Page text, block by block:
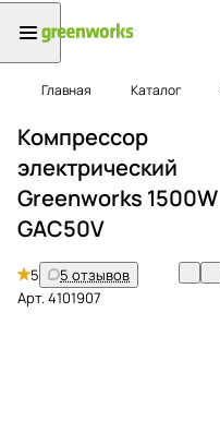
Главная Каталог
Компрессор
электрический
Greenworks 1500W
GAC50V
5
5 отзывов
Арт.4101907